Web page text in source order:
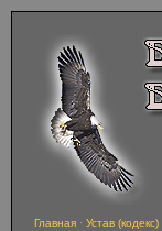
Главная · Устав (кодекс)